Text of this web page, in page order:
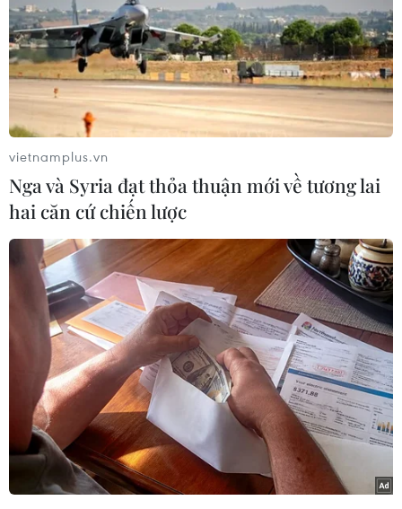
dụng tình dục hàng trăm nữ khách hàng.
Ngày 16/12, truyền thông sở tại đưa tin kẻ dâm
ô 76 tuổi tên thật là Teixeira de Faria, được
mệnh danh là "John của Chúa."
kéo dài và giới chức lo ngại thầy cúng tự nhận
mình có các khả năng siêu nhiên này có thể bỏ
trốn và tẩu tán tiền mặt sau khi y đã rút trong
ngân hàng số tiền lên tới 35 triệu reai (khoảng
8,9 triệu USD).
[Phú Thọ: Khởi tố hiệu trưởng nghi lạm dụng
tình dục nhiều nam sinh]
Trước đó, Văn phòng Công tố bang Goias, cách
thủ đô Brasilia 100km, đã nhận được hơn 330
đơn kiện từ cả trong và ngoài nước (Australia,
Bỉ, Bolivia, Đức, Thụy Sĩ và Mỹ) cáo buộc thầy
cúng nổi tiếng này có hành vi dâm ô với họ
trong quá trình hành lễ.
vietnamplus.vn
Nga và Syria đạt thỏa thuận mới về tương lai
hai căn cứ chiến lược